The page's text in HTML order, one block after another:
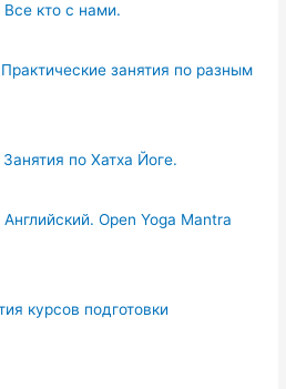
Все кто с нами.
занятия по разным
по Хатха Йоге.
Open Yoga Mantra
курсов подготовки